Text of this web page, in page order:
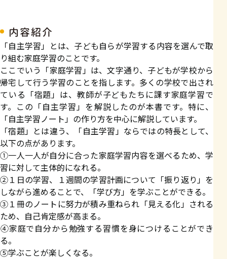
内容紹介
「自主学習」とは、子ども自らが学習する内容を選んで取
り組む家庭学習のことです。
ここでいう「家庭学習」は、文字通り、子どもが学校から
帰宅して行う学習のことを指します。多くの学校で出され
ている「宿題」は、教師が子どもたちに課す家庭学習で
す。この「自主学習」を解説したのが本書です。特に、
「自主学習ノート」の作り方を中心に解説しています。
「宿題」とは違う、「自主学習」ならではの特長として、
以下の点があります。
①一人一人が自分に合った家庭学習内容を選べるため、学
習に対して主体的になれる。
②１日の学習、１週間の学習計画について「振り返り」を
しながら進めることで、「学び方」を学ぶことができる。
③１冊のノートに努力が積み重ねられ「見える化」される
ため、自己肯定感が高まる。
④家庭で自分から勉強する習慣を身につけることができ
る。
⑤学ぶことが楽しくなる。